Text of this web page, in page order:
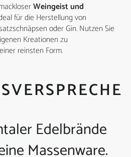
Weingeist und
für die Herstellung von
oder Gin. Nutzen Sie
Kreationen zu
reinsten Form.
Edelbrände
Massenware.